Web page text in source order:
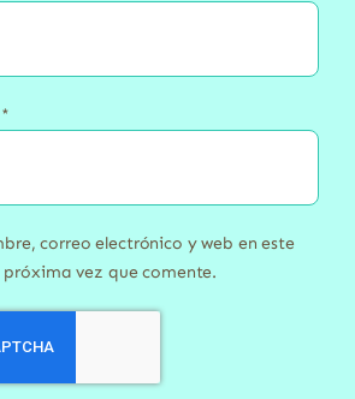
*
correo electrónico y web en este
vez que comente.